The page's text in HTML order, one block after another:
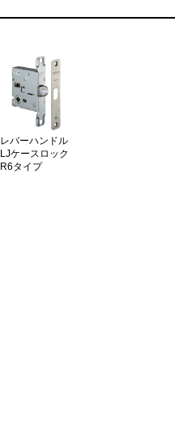
レバーハンドル
LJケースロック
R6タイプ